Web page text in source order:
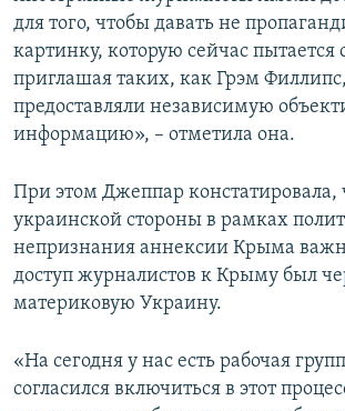
для того, чтобы давать не
картинку, которую сейчас пытается
приглашая таких, как Грэм
предоставляли независимую
информацию», – отметила она.
При этом Джеппар констатировала,
украинской стороны в рамках
непризнания аннексии Крыма
доступ журналистов к Крыму был
материковую Украину.
«На сегодня у нас есть рабочая
согласился включиться в этот